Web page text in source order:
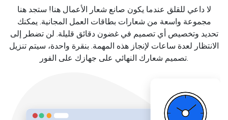
لا داعي للقلق عندما يكون صانع شعار الأعمال هنا! ستجد هنا
مجموعة واسعة من شعارات بطاقات العمل المجانية. يمكنك
تحديد وتخصيص أي تصميم في غضون دقائق قليلة. لن تضطر إلى
الانتظار لعدة ساعات لإنجاز هذه المهمة. بنقرة واحدة، سيتم تنزيل
تصميم شعارك النهائي على جهازك على الفور.